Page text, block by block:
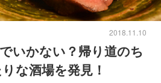
2018.11.10
いかない？帰り道のち
な酒場を発見！